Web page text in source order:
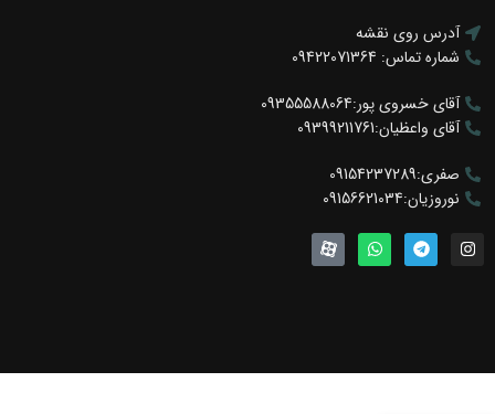
آدرس روی نقشه
شماره تماس: 09422071364
آقای خسروی پور:09355588064
آقای واعظیان:09399211761
صفری:09154237289
نوروزیان:09156621034